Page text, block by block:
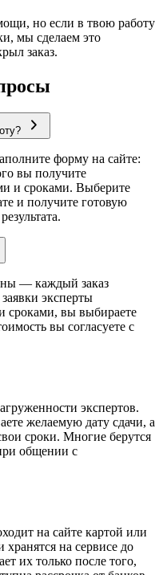
но если в твою работу
мы сделаем это
заказ.
форму на сайте:
вы получите
и сроками. Выберите
и получите готовую
— каждый заказ
эксперты
сроками, вы выбираете
вы согласуете с
экспертов.
желаемую дату сдачи, а
сроки. Многие берутся
общении с
на сайте картой или
на сервисе до
их только после того,